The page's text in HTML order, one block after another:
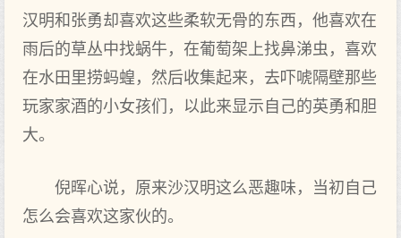
汉明和张勇却喜欢这些柔软无骨的东西，他喜欢在
雨后的草丛中找蜗牛，在葡萄架上找鼻涕虫，喜欢
在水田里捞蚂蝗，然后收集起来，去吓唬隔壁那些
玩家家酒的小女孩们，以此来显示自己的英勇和胆
大。
倪晖心说，原来沙汉明这么恶趣味，当初自己
怎么会喜欢这家伙的。